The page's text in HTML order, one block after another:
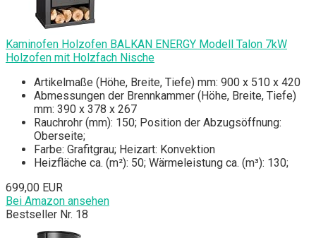
Kaminofen Holzofen BALKAN ENERGY Modell Talon 7kW
Holzofen mit Holzfach Nische
Artikelmaße (Höhe, Breite, Tiefe) mm: 900 x 510 x 420
Abmessungen der Brennkammer (Höhe, Breite, Tiefe)
mm: 390 x 378 x 267
Rauchrohr (mm): 150; Position der Abzugsöffnung:
Oberseite;
Farbe: Grafitgrau; Heizart: Konvektion
Heizfläche ca. (m²): 50; Wärmeleistung ca. (m³): 130;
699,00 EUR
Bei Amazon ansehen
Bestseller Nr. 18